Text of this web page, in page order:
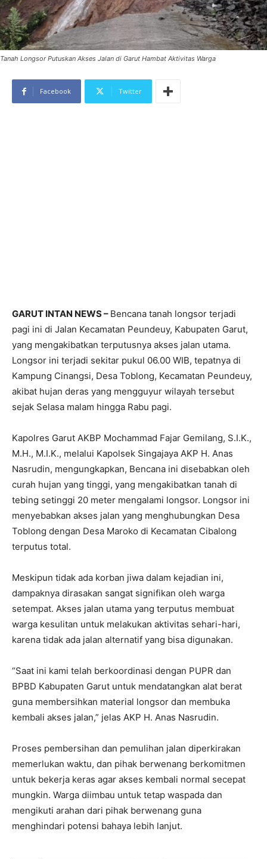
Tanah Longsor Putuskan Akses Jalan di Garut Hambat Aktivitas Warga
Facebook Twitter
GARUT INTAN NEWS – Bencana tanah longsor terjadi
pagi ini di Jalan Kecamatan Peundeuy, Kabupaten Garut,
yang mengakibatkan terputusnya akses jalan utama.
Longsor ini terjadi sekitar pukul 06.00 WIB, tepatnya di
Kampung Cinangsi, Desa Toblong, Kecamatan Peundeuy,
akibat hujan deras yang mengguyur wilayah tersebut
sejak Selasa malam hingga Rabu pagi.
Kapolres Garut AKBP Mochammad Fajar Gemilang, S.I.K.,
M.H., M.I.K., melalui Kapolsek Singajaya AKP H. Anas
Nasrudin, mengungkapkan, Bencana ini disebabkan oleh
curah hujan yang tinggi, yang mengakibatkan tanah di
tebing setinggi 20 meter mengalami longsor. Longsor ini
menyebabkan akses jalan yang menghubungkan Desa
Toblong dengan Desa Maroko di Kecamatan Cibalong
terputus total.
Meskipun tidak ada korban jiwa dalam kejadian ini,
dampaknya dirasakan sangat signifikan oleh warga
setempat. Akses jalan utama yang terputus membuat
warga kesulitan untuk melakukan aktivitas sehari-hari,
karena tidak ada jalan alternatif yang bisa digunakan.
“Saat ini kami telah berkoordinasi dengan PUPR dan
BPBD Kabupaten Garut untuk mendatangkan alat berat
guna membersihkan material longsor dan membuka
kembali akses jalan,” jelas AKP H. Anas Nasrudin.
Proses pembersihan dan pemulihan jalan diperkirakan
memerlukan waktu, dan pihak berwenang berkomitmen
untuk bekerja keras agar akses kembali normal secepat
mungkin. Warga diimbau untuk tetap waspada dan
mengikuti arahan dari pihak berwenang guna
menghindari potensi bahaya lebih lanjut.